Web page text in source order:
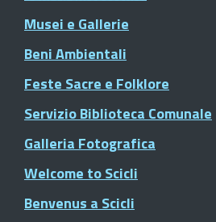
Musei e Gallerie
Beni Ambientali
Feste Sacre e Folklore
Servizio Biblioteca Comunale
Galleria Fotografica
Welcome to Scicli
Benvenus a Scicli